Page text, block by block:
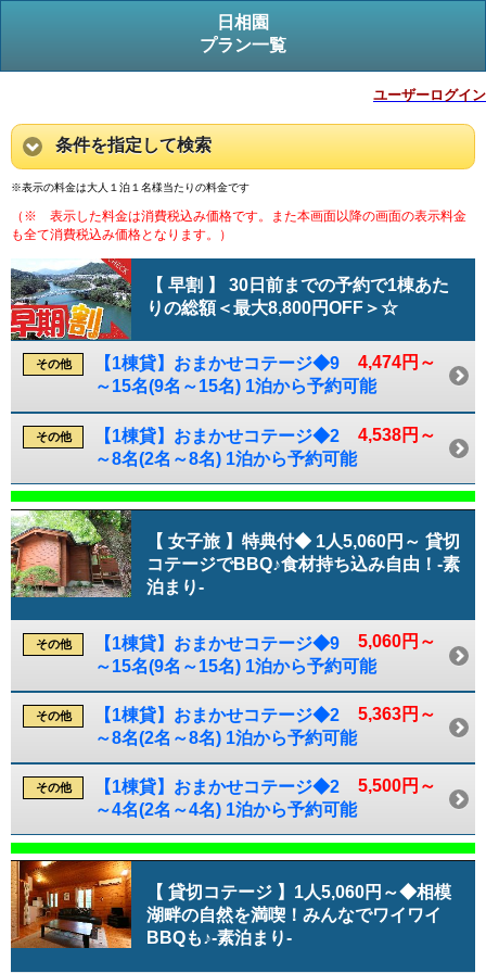
日相園
プラン一覧
ユーザーログイン
条件を指定して検索
※表示の料金は大人１泊１名様当たりの料金です
（※ 表示した料金は消費税込み価格です。また本画面以降の画面の表示料金
も全て消費税込み価格となります。）
【 早割 】 30日前までの予約で1棟あた
りの総額＜最大8,800円OFF＞☆
4,474円～
その他
【1棟貸】おまかせコテージ◆9
～15名(9名～15名) 1泊から予約可能
4,538円～
その他
【1棟貸】おまかせコテージ◆2
～8名(2名～8名) 1泊から予約可能
【 女子旅 】特典付◆ 1人5,060円～ 貸切
コテージでBBQ♪食材持ち込み自由！-素
泊まり-
5,060円～
その他
【1棟貸】おまかせコテージ◆9
～15名(9名～15名) 1泊から予約可能
5,363円～
その他
【1棟貸】おまかせコテージ◆2
～8名(2名～8名) 1泊から予約可能
5,500円～
その他
【1棟貸】おまかせコテージ◆2
～4名(2名～4名) 1泊から予約可能
【 貸切コテージ 】1人5,060円～◆相模
湖畔の自然を満喫！みんなでワイワイ
BBQも♪-素泊まり-